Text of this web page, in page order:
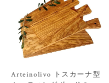
Arteinolivo トスカーナ型